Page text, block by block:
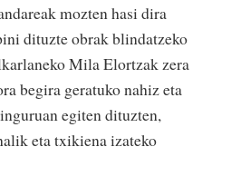
mozten hasi dira
dituzte obrak blindatzeko
Mila Elortzak zera
begira geratuko nahiz eta
egiten dituzten,
eta txikiena izateko